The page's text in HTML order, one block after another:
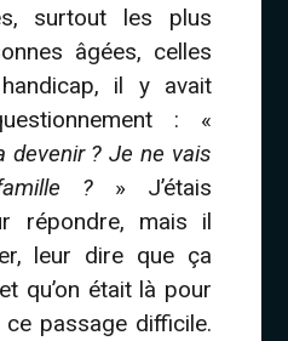
surtout les plus
âgées, celles
il y avait
: «
devenir ? Je ne vais
? » J’étais
répondre, mais il
leur dire que ça
qu’on était là pour
passage difficile.